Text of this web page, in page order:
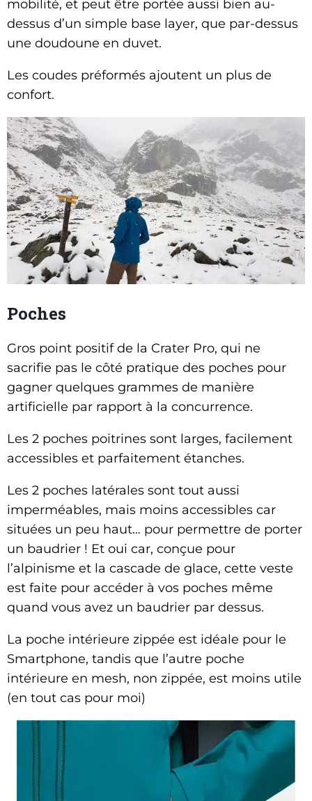
mobilité, et peut être portée aussi bien au-
dessus d’un simple base layer, que par-dessus
une doudoune en duvet.
Les coudes préformés ajoutent un plus de
confort.
Poches
Gros point positif de la Crater Pro, qui ne
sacrifie pas le côté pratique des poches pour
gagner quelques grammes de manière
artificielle par rapport à la concurrence.
Les 2 poches poitrines sont larges, facilement
accessibles et parfaitement étanches.
Les 2 poches latérales sont tout aussi
imperméables, mais moins accessibles car
situées un peu haut… pour permettre de porter
un baudrier ! Et oui car, conçue pour
l’alpinisme et la cascade de glace, cette veste
est faite pour accéder à vos poches même
quand vous avez un baudrier par dessus.
La poche intérieure zippée est idéale pour le
Smartphone, tandis que l’autre poche
intérieure en mesh, non zippée, est moins utile
(en tout cas pour moi)